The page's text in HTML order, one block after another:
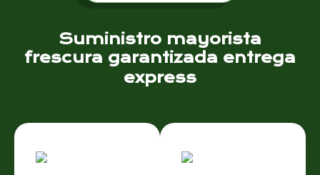
Suministro mayorista
frescura garantizada entrega
express